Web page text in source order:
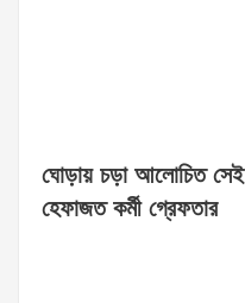
ঘোড়ায় চড়া আলোচিত সেই
হেফাজত কর্মী গ্রেফতার